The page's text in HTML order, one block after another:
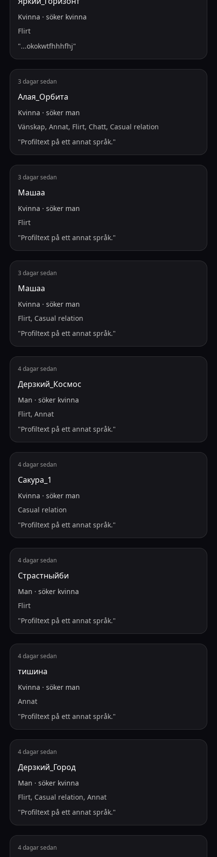
Kvinna · söker kvinna
Flirt
"...okokwtfhhhfhj"
3 dagar sedan
Алая_Орбита
Kvinna · söker man
Vänskap, Annat, Flirt, Chatt, Casual relation
"Profiltext på ett annat språk."
3 dagar sedan
Машаа
Kvinna · söker man
Flirt
"Profiltext på ett annat språk."
3 dagar sedan
Машаа
Kvinna · söker man
Flirt, Casual relation
"Profiltext på ett annat språk."
4 dagar sedan
Дерзкий_Космос
Man · söker kvinna
Flirt, Annat
"Profiltext på ett annat språk."
4 dagar sedan
Сакура_1
Kvinna · söker man
Casual relation
"Profiltext på ett annat språk."
4 dagar sedan
Страстныйби
Man · söker kvinna
Flirt
"Profiltext på ett annat språk."
4 dagar sedan
тишина
Kvinna · söker man
Annat
"Profiltext på ett annat språk."
4 dagar sedan
Дерзкий_Город
Man · söker kvinna
Flirt, Casual relation, Annat
"Profiltext på ett annat språk."
4 dagar sedan